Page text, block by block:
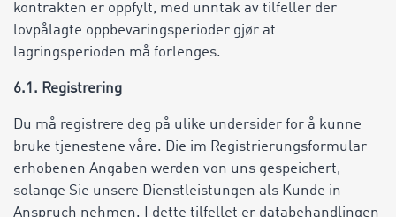
kontrakten er oppfylt, med unntak av tilfeller der
lovpålagte oppbevaringsperioder gjør at
lagringsperioden må forlenges.
6.1. Registrering
Du må registrere deg på ulike undersider for å kunne
bruke tjenestene våre. Die im Registrierungsformular
erhobenen Angaben werden von uns gespeichert,
solange Sie unsere Dienstleistungen als Kunde in
Anspruch nehmen. I dette tilfellet er databehandlingen